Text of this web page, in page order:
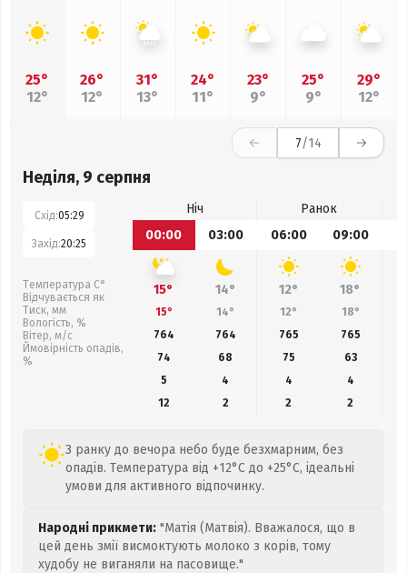
25°
12°
26°
12°
31°
13°
24°
11°
23°
9°
25°
9°
29°
12°
7/14
Неділя, 9 серпня
Схід:05:29
Захід:20:25
Температура С°
Відчувається як
Тиск, мм
Вологість, %
Вітер, м/с
Ймовірність опадів,
%
Ніч
Ранок
00:00
03:00 06:00 09:00
15° 14° 12° 18°
15° 14° 12° 18°
764
764 765 765
74
68 75 63
5
4 4
4
12
2 2 2
З ранку до вечора небо буде безхмарним, без
опадів. Температура від +12°C до +25°C, ідеальні
умови для активного відпочинку.
Народні прикмети: "Матія (Матвія). Вважалося, що в
цей день змії висмоктують молоко з корів, тому
худобу не виганяли на пасовище."